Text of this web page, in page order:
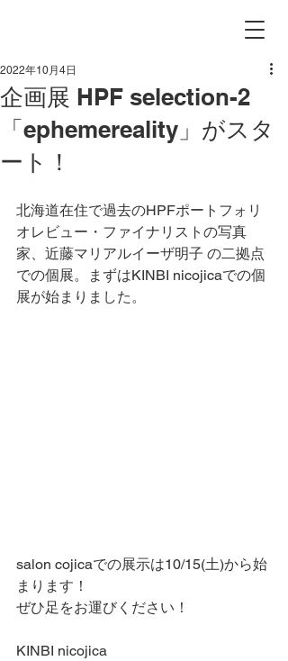
企画展 HPF selection-2
「ephemereality」がスタ
ート！
2022年10月4日
北海道在住で過去のHPFポートフォリ
オレビュー・ファイナリストの写真
家、近藤マリアルイーザ明子 の二拠点
での個展。まずはKINBI nicojicaでの個
展が始まりました。
salon cojicaでの展示は10/15(土)から始
まります！
ぜひ足をお運びください！
KINBI nicojica